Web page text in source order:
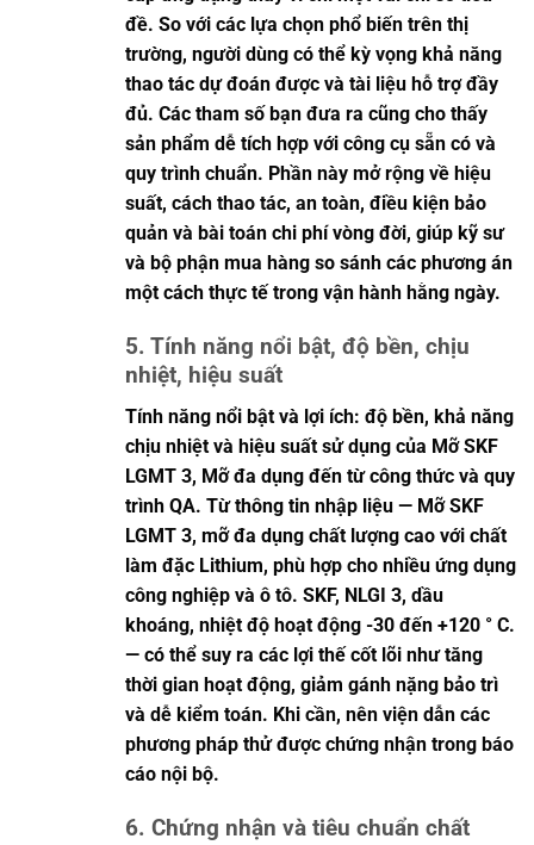
đề. So với các lựa chọn phổ biến trên thị
trường, người dùng có thể kỳ vọng khả năng
thao tác dự đoán được và tài liệu hỗ trợ đầy
đủ. Các tham số bạn đưa ra cũng cho thấy
sản phẩm dễ tích hợp với công cụ sẵn có và
quy trình chuẩn. Phần này mở rộng về hiệu
suất, cách thao tác, an toàn, điều kiện bảo
quản và bài toán chi phí vòng đời, giúp kỹ sư
và bộ phận mua hàng so sánh các phương án
một cách thực tế trong vận hành hằng ngày.
5. Tính năng nổi bật, độ bền, chịu
nhiệt, hiệu suất
Tính năng nổi bật và lợi ích: độ bền, khả năng
chịu nhiệt và hiệu suất sử dụng của Mỡ SKF
LGMT 3, Mỡ đa dụng đến từ công thức và quy
trình QA. Từ thông tin nhập liệu — Mỡ SKF
LGMT 3, mỡ đa dụng chất lượng cao với chất
làm đặc Lithium, phù hợp cho nhiều ứng dụng
công nghiệp và ô tô. SKF, NLGI 3, dầu
khoáng, nhiệt độ hoạt động -30 đến +120 ° C.
— có thể suy ra các lợi thế cốt lõi như tăng
thời gian hoạt động, giảm gánh nặng bảo trì
và dễ kiểm toán. Khi cần, nên viện dẫn các
phương pháp thử được chứng nhận trong báo
cáo nội bộ.
6. Chứng nhận và tiêu chuẩn chất